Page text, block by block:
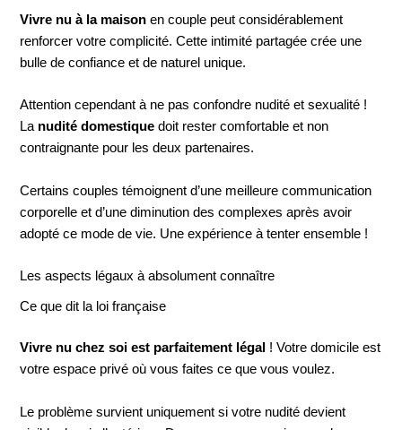
Vivre nu à la maison en couple peut considérablement
renforcer votre complicité. Cette intimité partagée crée une
bulle de confiance et de naturel unique.
Attention cependant à ne pas confondre nudité et sexualité !
La nudité domestique doit rester comfortable et non
contraignante pour les deux partenaires.
Certains couples témoignent d’une meilleure communication
corporelle et d’une diminution des complexes après avoir
adopté ce mode de vie. Une expérience à tenter ensemble !
Les aspects légaux à absolument connaître
Ce que dit la loi française
Vivre nu chez soi est parfaitement légal ! Votre domicile est
votre espace privé où vous faites ce que vous voulez.
Le problème survient uniquement si votre nudité devient